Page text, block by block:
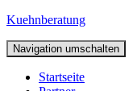
Kuehnberatung
Navigation umschalten
Startseite